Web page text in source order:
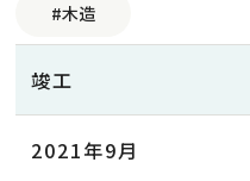
竣工
2021年9月
#木造